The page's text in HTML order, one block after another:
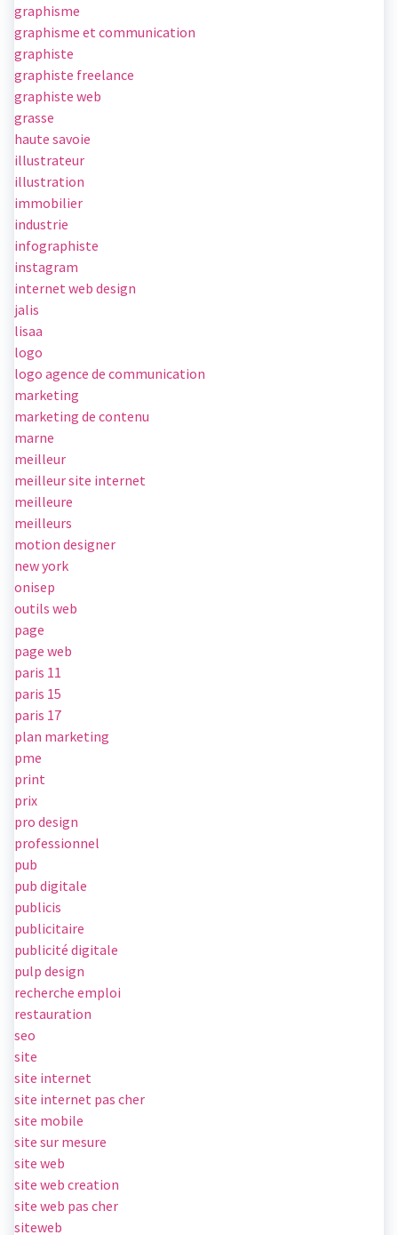
graphisme
graphisme et communication
graphiste
graphiste freelance
graphiste web
grasse
haute savoie
illustrateur
illustration
immobilier
industrie
infographiste
instagram
internet web design
jalis
lisaa
logo
logo agence de communication
marketing
marketing de contenu
marne
meilleur
meilleur site internet
meilleure
meilleurs
motion designer
new york
onisep
outils web
page
page web
paris 11
paris 15
paris 17
plan marketing
pme
print
prix
pro design
professionnel
pub
pub digitale
publicis
publicitaire
publicité digitale
pulp design
recherche emploi
restauration
seo
site
site internet
site internet pas cher
site mobile
site sur mesure
site web
site web creation
site web pas cher
siteweb